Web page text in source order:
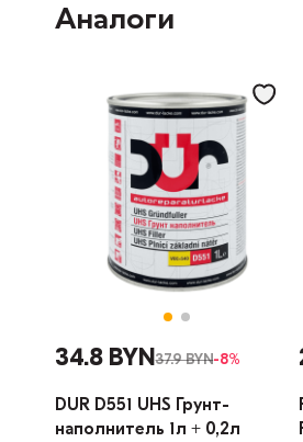
Аналоги
34.8 BYN37.9 BYN-8%
DUR D551 UHS Грунт-
наполнитель 1л + 0,2л